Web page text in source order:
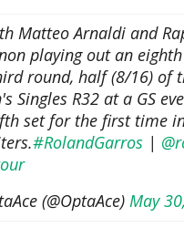
Matteo Arnaldi and
playing out an
round, half (8/16) of
Singles R32 at a GS
set for the first time
#RolandGarros |
(@OptaAce) May